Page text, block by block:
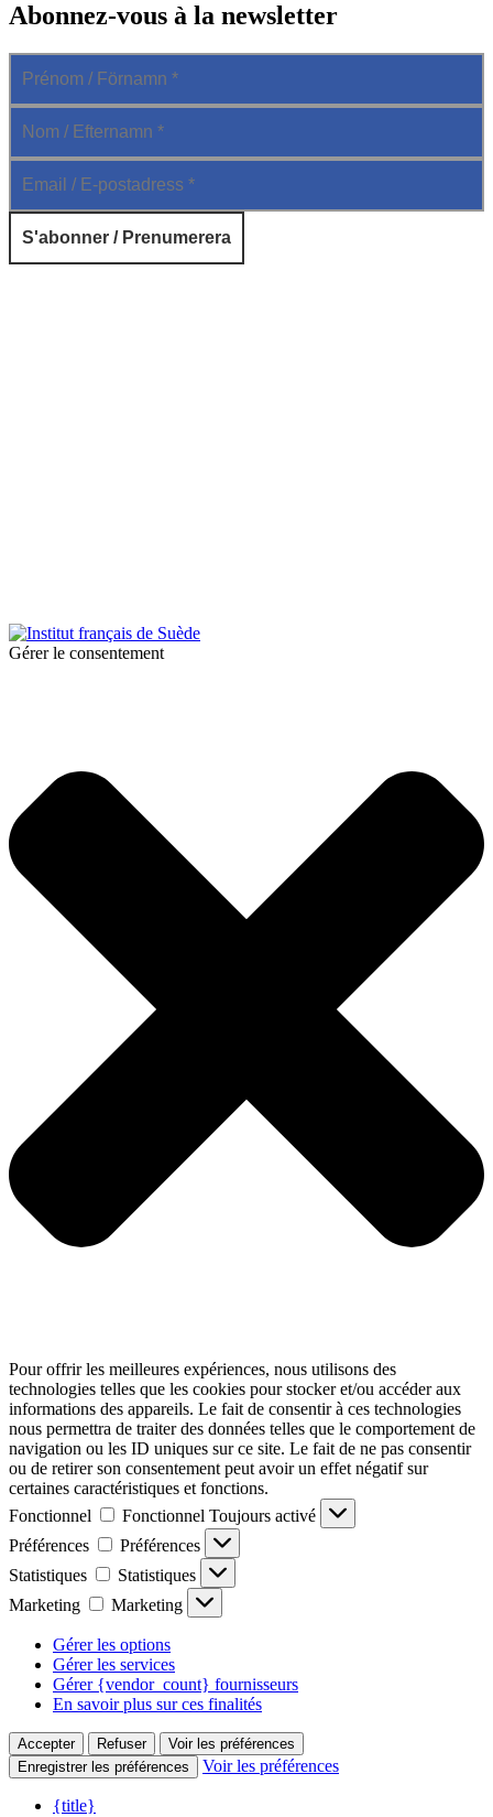
Abonnez-vous à la newsletter
Gérer le consentement
Pour offrir les meilleures expériences, nous utilisons des
technologies telles que les cookies pour stocker et/ou accéder aux
informations des appareils. Le fait de consentir à ces technologies
nous permettra de traiter des données telles que le comportement de
navigation ou les ID uniques sur ce site. Le fait de ne pas consentir
ou de retirer son consentement peut avoir un effet négatif sur
certaines caractéristiques et fonctions.
Fonctionnel
Fonctionnel Toujours activé
Préférences
Préférences
Statistiques
Statistiques
Marketing
Marketing
Gérer les options
Gérer les services
Gérer {vendor_count} fournisseurs
En savoir plus sur ces finalités
Accepter Refuser
Voir les préférences
Enregistrer les préférences
Voir les préférences
{title}